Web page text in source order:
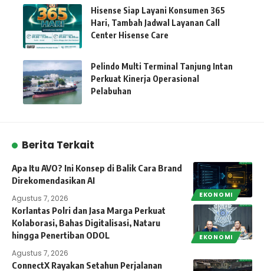
Hisense Siap Layani Konsumen 365
Hari, Tambah Jadwal Layanan Call
Center Hisense Care
Pelindo Multi Terminal Tanjung Intan
Perkuat Kinerja Operasional
Pelabuhan
Berita Terkait
EKONOMI
Apa Itu AVO? Ini Konsep di Balik Cara Brand
Direkomendasikan AI
Agustus 7, 2026
EKONOMI
Korlantas Polri dan Jasa Marga Perkuat
Kolaborasi, Bahas Digitalisasi, Nataru
hingga Penertiban ODOL
Agustus 7, 2026
ConnectX Rayakan Setahun Perjalanan